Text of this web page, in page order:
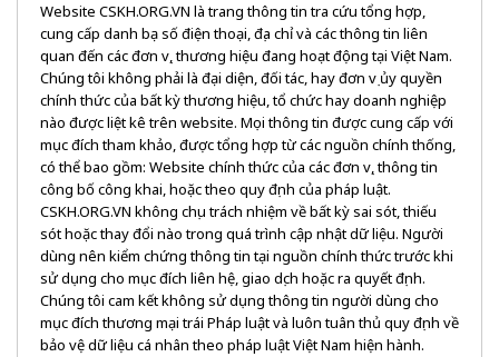
Website CSKH.ORG.VN là trang thông tin tra cứu tổng hợp,
cung cấp danh bạ số điện thoại, địa chỉ và các thông tin liên
quan đến các đơn vị, thương hiệu đang hoạt động tại Việt Nam.
Chúng tôi không phải là đại diện, đối tác, hay đơn vị ủy quyền
chính thức của bất kỳ thương hiệu, tổ chức hay doanh nghiệp
nào được liệt kê trên website. Mọi thông tin được cung cấp với
mục đích tham khảo, được tổng hợp từ các nguồn chính thống,
có thể bao gồm: Website chính thức của các đơn vị, thông tin
công bố công khai, hoặc theo quy định của pháp luật.
CSKH.ORG.VN không chịu trách nhiệm về bất kỳ sai sót, thiếu
sót hoặc thay đổi nào trong quá trình cập nhật dữ liệu. Người
dùng nên kiểm chứng thông tin tại nguồn chính thức trước khi
sử dụng cho mục đích liên hệ, giao dịch hoặc ra quyết định.
Chúng tôi cam kết không sử dụng thông tin người dùng cho
mục đích thương mại trái Pháp luật và luôn tuân thủ quy định về
bảo vệ dữ liệu cá nhân theo pháp luật Việt Nam hiện hành.